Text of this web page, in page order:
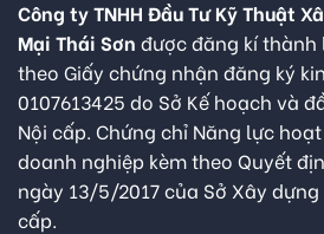
Công ty TNHH Đầu Tư Kỹ Thuật
Mại Thái Sơn được đăng kí
theo Giấy chứng nhận đăng ký
0107613425 do Sở Kế hoạch và
Nội cấp. Chứng chỉ Năng lực
doanh nghiệp kèm theo Quyết
ngày 13/5/2017 của Sở Xây
cấp.